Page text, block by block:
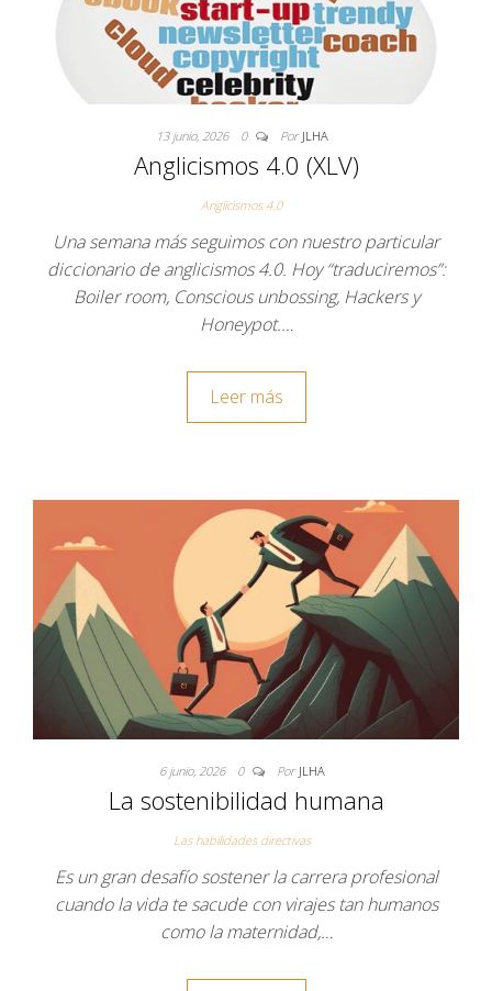
13 junio, 2026 0 Por JLHA
Anglicismos 4.0 (XLV)
Anglicismos 4.0
Una semana más seguimos con nuestro particular
diccionario de anglicismos 4.0. Hoy “traduciremos”:
Boiler room, Conscious unbossing, Hackers y
Honeypot.…
Leer más
6 junio, 2026 0 Por JLHA
La sostenibilidad humana
Las habilidades directivas
Es un gran desafío sostener la carrera profesional
cuando la vida te sacude con virajes tan humanos
como la maternidad,…